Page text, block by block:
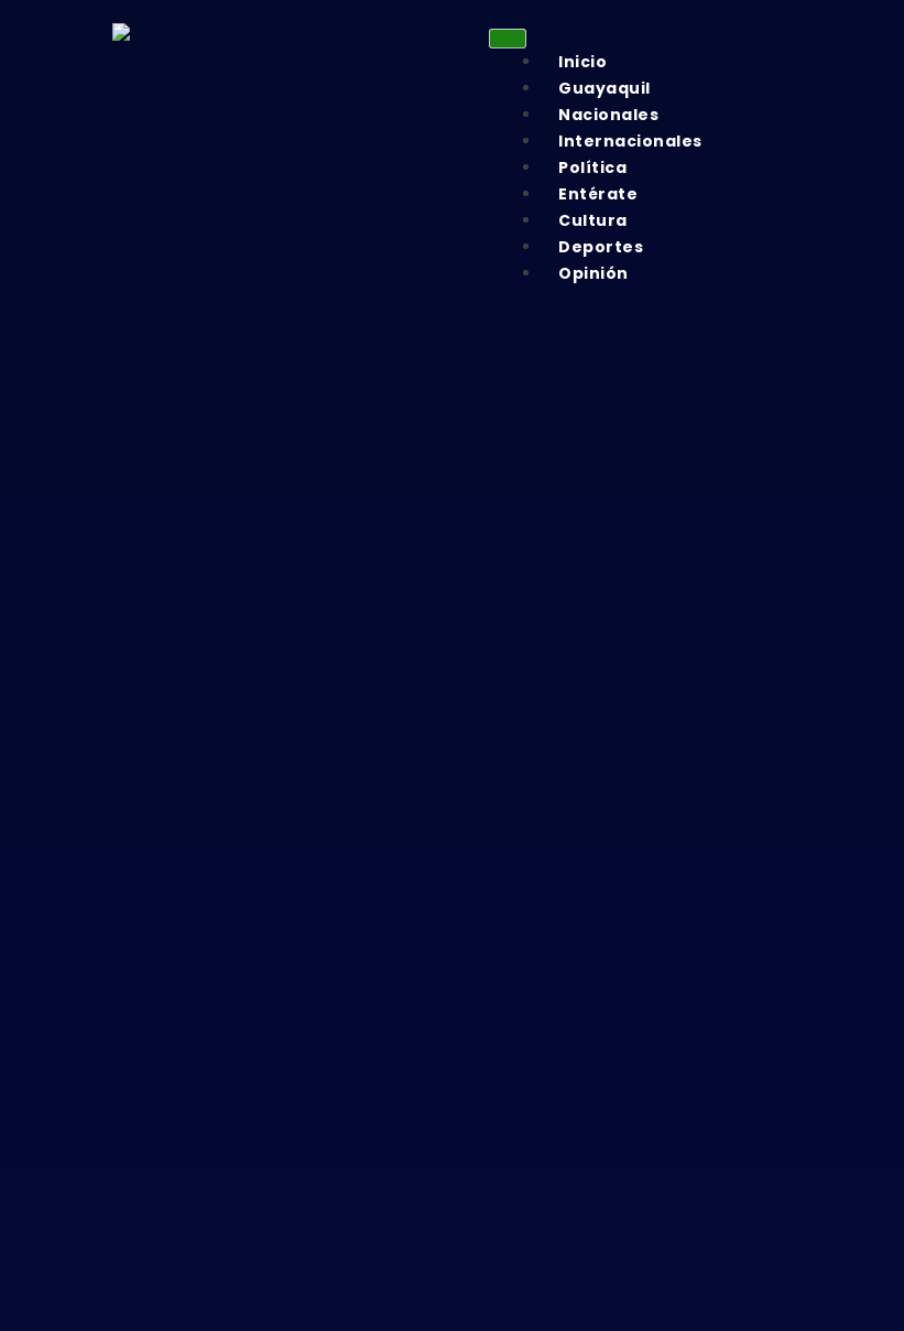
Inicio
Guayaquil
Nacionales
Internacionales
Política
Entérate
Cultura
Deportes
Opinión